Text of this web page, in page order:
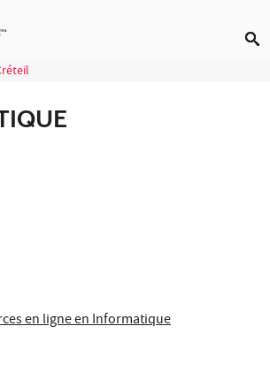
en ligne en Informatique